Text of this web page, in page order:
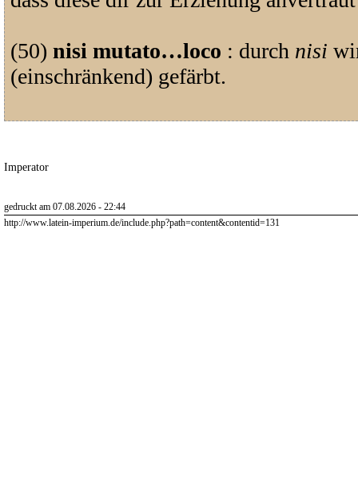
(50) nisi mutato…loco : durch nisi
(einschränkend) gefärbt.
Imperator
gedruckt am 07.08.2026 - 22:44
http://www.latein-imperium.de/include.php?path=content&contentid=131